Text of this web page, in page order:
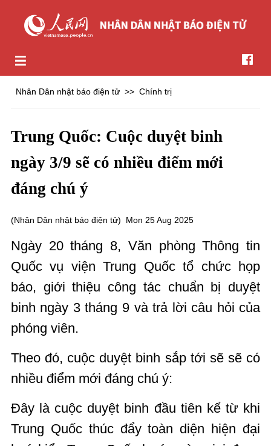
Nhân Dân nhật báo điện tử >> Chính trị
Trung Quốc: Cuộc duyệt binh
ngày 3/9 sẽ có nhiều điểm mới
đáng chú ý
(Nhân Dân nhật báo điện tử) Mon 25 Aug 2025
Ngày 20 tháng 8, Văn phòng Thông tin
Quốc vụ viện Trung Quốc tổ chức họp
báo, giới thiệu công tác chuẩn bị duyệt
binh ngày 3 tháng 9 và trả lời câu hỏi của
phóng viên.
Theo đó, cuộc duyệt binh sắp tới sẽ sẽ có
nhiều điểm mới đáng chú ý:
Đây là cuộc duyệt binh đầu tiên kể từ khi
Trung Quốc thúc đẩy toàn diện hiện đại